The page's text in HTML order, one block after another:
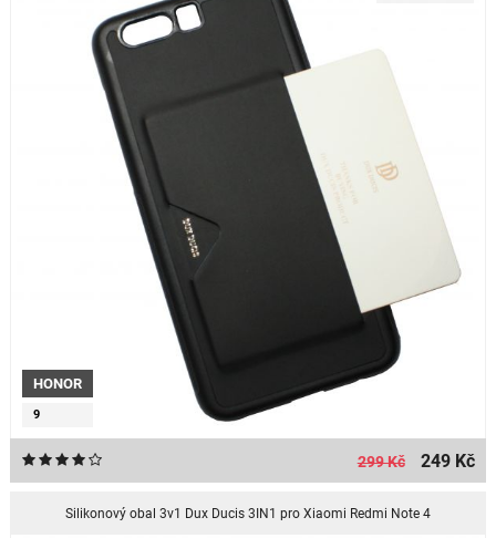
HONOR
9
299 Kč 249 Kč
Silikonový obal 3v1 Dux Ducis 3IN1 pro Xiaomi Redmi Note 4